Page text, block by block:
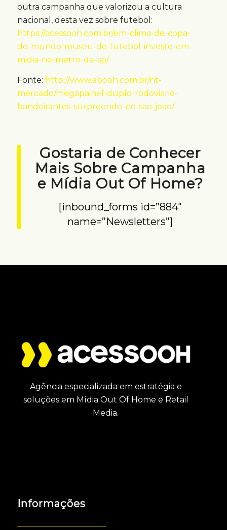
outra campanha que valorizou a cultura
nacional, desta vez sobre futebol:
https://acessooh.com.br/em-clima-de-copa-
do-mundo-museu-do-futebol-investe-em-
midia-no-metro-de-sp/
Fonte: http://www.abooh.com.br/nt-
mercado/megapainel-duplo-rodoviario-
bandeirantes-surpreende-no-sao-joao/
Gostaria de Conhecer
Mais Sobre Campanha
e Mídia Out Of Home?
[inbound_forms id=”884″
name=”Newsletters”]
Agência especializada em estratégia e
soluções em Mídia Out Of Home e Retail
Media.
Informações